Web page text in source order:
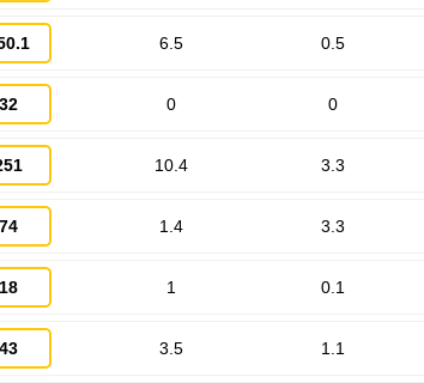
6.5 0.5
32 0 0
10.4 3.3
74 1.4 3.3
18 1 0.1
43 3.5 1.1